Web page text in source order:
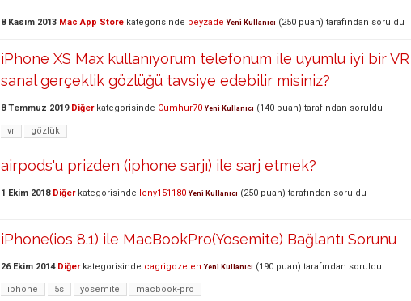
8 Kasım 2013 Mac App Store kategorisinde beyzade Yeni Kullanıcı (250 puan) tarafından soruldu
iPhone XS Max kullanıyorum telefonum ile uyumlu iyi bir VR
sanal gerçeklik gözlüğü tavsiye edebilir misiniz?
8 Temmuz 2019 Diğerkategorisinde Cumhur70 Yeni Kullanıcı (140 puan) tarafından soruldu
vr gözlük
airpods'u prizden (iphone sarjı) ile sarj etmek?
1 Ekim 2018 Diğerkategorisinde leny151180 Yeni Kullanıcı (250 puan) tarafından soruldu
iPhone(ios 8.1) ile MacBookPro(Yosemite) Bağlantı Sorunu
26 Ekim 2014 Diğerkategorisinde cagrigozeten Yeni Kullanıcı (190 puan) tarafından soruldu
iphone 5s yosemite macbook-pro